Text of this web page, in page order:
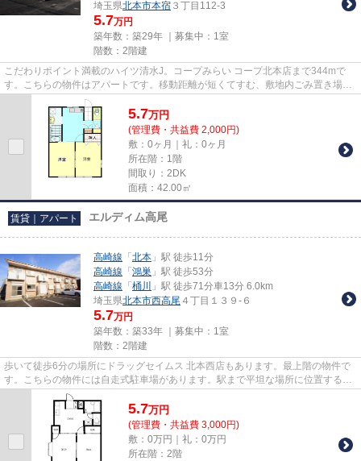
埼玉県北本市本宿 ３丁目112-3
5.7万円
築年数：築29年 ｜募集中： 1室
階数：2階建
こだわりポイント満載のハイツ清水J。コープみらい コープ北本店まで344mで
す。こちらの物件はアパートです。移動距離が短くてすむ、敷地内ごみ置き場で
す。当社スタッフが地域の賃貸...
5.7万円
(管理費・共益費 2,000円)
敷：0ヶ月｜礼：0ヶ月
所在階：1階
間取り：2DK
面積：42.00㎡
賃貸｜アパート エルディム高尾
高崎線 「 北本 」駅 徒歩11分
高崎線 「 鴻巣 」駅 徒歩53分
高崎線 「 桶川
」駅 徒歩71分車13分 6.0km
埼玉県北本市西高尾 ４丁目１３９-６
5.7万円
築年数：築33年 ｜募集中： 1室
階数：2階建
歩いて徒歩6分の場所にドラッグセイムス 北本西店もあります。最上階の物件で
す。こちらの物件には自走式駐車場があります。駅まで平坦な場所に位置する物
件で、自転車をよく使う方に...
5.7万円
(管理費・共益費 3,000円)
敷：0万円｜礼：0万円
所在階：2階